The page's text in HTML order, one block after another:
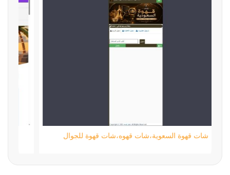
شات قهوة السعوية،شات قهوه،شات قهوة للجوال